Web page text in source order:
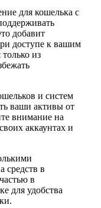
для кошелька с
добавит
доступе к вашим
из
и систем
ваши активы от
внимание на
аккаунтах и
средств в
в
для удобства